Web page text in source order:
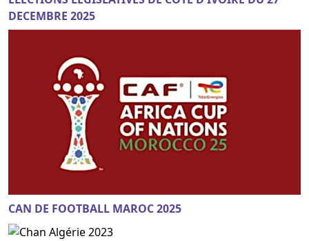
DECEMBRE 2025
CAN DE FOOTBALL MAROC 2025